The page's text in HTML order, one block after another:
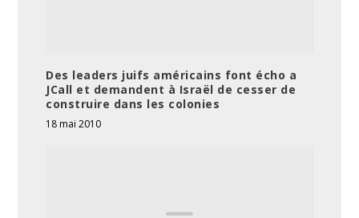
Des leaders juifs américains font écho a
JCall et demandent à Israël de cesser de
construire dans les colonies
18 mai 2010